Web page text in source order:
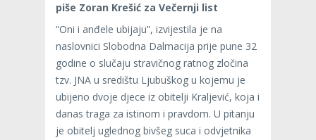
piše Zoran Krešić za Večernji list
“Oni i anđele ubijaju”, izvijestila je na
naslovnici Slobodna Dalmacija prije pune 32
godine o slučaju stravičnog ratnog zločina
tzv. JNA u središtu Ljubuškog u kojemu je
ubijeno dvoje djece iz obitelji Kraljević, koja i
danas traga za istinom i pravdom. U pitanju
je obitelj uglednog bivšeg suca i odvjetnika